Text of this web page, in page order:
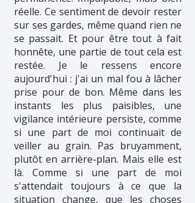
réelle. Ce sentiment de devoir rester
sur ses gardes, même quand rien ne
se passait. Et pour être tout à fait
honnête, une partie de tout cela est
restée. Je le ressens encore
aujourd'hui : j'ai un mal fou à lâcher
prise pour de bon. Même dans les
instants les plus paisibles, une
vigilance intérieure persiste, comme
si une part de moi continuait de
veiller au grain. Pas bruyamment,
plutôt en arrière-plan. Mais elle est
là. Comme si une part de moi
s'attendait toujours à ce que la
situation change, que les choses